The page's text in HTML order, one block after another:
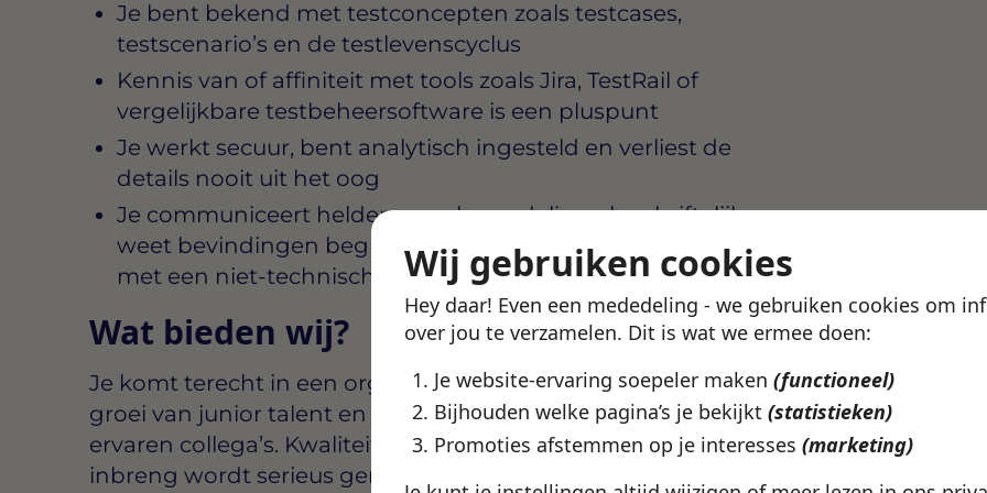
Wij gebruiken cookies
Hey daar! Even een mededeling - we gebruiken cookies om
over jou te verzamelen. Dit is wat we ermee doen:
Je website-ervaring soepeler maken (functioneel)
Bijhouden welke pagina’s je bekijkt (statistieken)
Promoties afstemmen op je interesses (marketing)
Je bent bekend met testconcepten zoals testcases,
testscenario’s en de testlevenscyclus
Kennis van of affiniteit met tools zoals Jira, TestRail of
vergelijkbare testbeheersoftware is een pluspunt
Je werkt secuur, bent analytisch ingesteld en verliest de
details nooit uit het oog
Je communiceert helder, zowel mondeling als schriftelijk, en
weet bevindingen begrijpelijk over te brengen aan collega’s
met een niet-technische achtergrond
Wat bieden wij?
Je komt terecht in een organisatie die actief investeert in de
groei van junior talent en waar ruimte is om te leren van
ervaren collega’s. Kwaliteitsdenken staat centraal en jouw
inbreng wordt serieus genomen, ook als starter.